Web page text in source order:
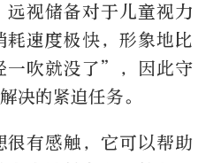
视储备对于儿童视力
耗速度极快，形象地比
一吹就没了”，因此守
决的紧迫任务。
很有感触，它可以帮助